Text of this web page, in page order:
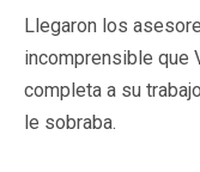
Llegaron los
incomprensible que
completa a su
le sobraba.